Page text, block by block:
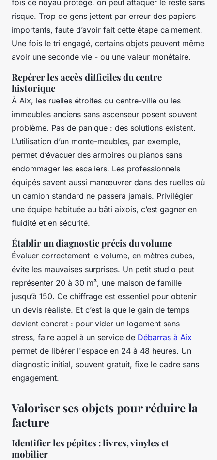
fois ce noyau protégé, on peut attaquer le reste sans
risque. Trop de gens jettent par erreur des papiers
importants, faute d’avoir fait cette étape calmement.
Une fois le tri engagé, certains objets peuvent même
avoir une seconde vie - ou une valeur monétaire.
Repérer les accès difficiles du centre
historique
À Aix, les ruelles étroites du centre-ville ou les
immeubles anciens sans ascenseur posent souvent
problème. Pas de panique : des solutions existent.
L’utilisation d’un monte-meubles, par exemple,
permet d’évacuer des armoires ou pianos sans
endommager les escaliers. Les professionnels
équipés savent aussi manœuvrer dans des ruelles où
un camion standard ne passera jamais. Privilégier
une équipe habituée au bâti aixois, c’est gagner en
fluidité et en sécurité.
Établir un diagnostic précis du volume
Évaluer correctement le volume, en mètres cubes,
évite les mauvaises surprises. Un petit studio peut
représenter 20 à 30 m³, une maison de famille
jusqu’à 150. Ce chiffrage est essentiel pour obtenir
un devis réaliste. Et c’est là que le gain de temps
devient concret : pour vider un logement sans
stress, faire appel à un service de Débarras à Aix
permet de libérer l'espace en 24 à 48 heures. Un
diagnostic initial, souvent gratuit, fixe le cadre sans
engagement.
Valoriser ses objets pour réduire la
facture
Identifier les pépites : livres, vinyles et
mobilier